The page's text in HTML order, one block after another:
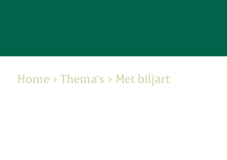
Home Thema's Met biljart